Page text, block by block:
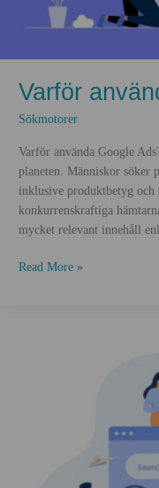
Varför
Sökmotorer
Varför använda Google
planeten. Människor söker
inklusive produktbetyg och
konkurrenskraftiga
mycket relevant innehåll
Varför
Read More »